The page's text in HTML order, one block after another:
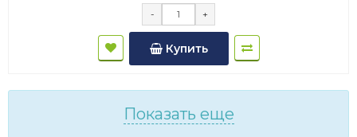
- +
Купить
Показать еще